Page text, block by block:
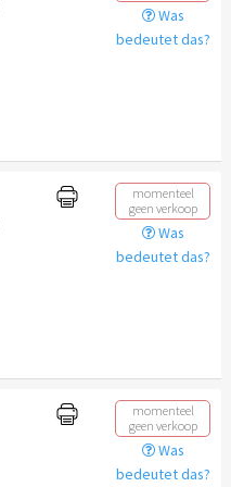
Was
bedeutet das?
momenteel
geen verkoop
Was
bedeutet das?
momenteel
geen verkoop
Was
bedeutet das?